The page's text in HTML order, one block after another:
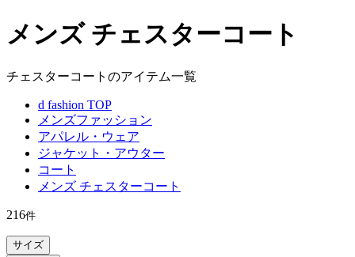
メンズ チェスターコート
チェスターコートのアイテム一覧
d fashion TOP
メンズファッション
アパレル・ウェア
ジャケット・アウター
コート
メンズ チェスターコート
216件
サイズ